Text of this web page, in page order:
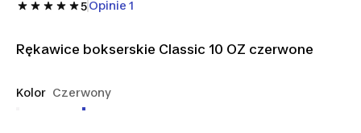
5Opinie 1
Rękawice bokserskie Classic 10 OZ czerwone
Kolor Czerwony